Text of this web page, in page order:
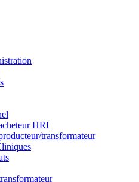
HRI
transformateur